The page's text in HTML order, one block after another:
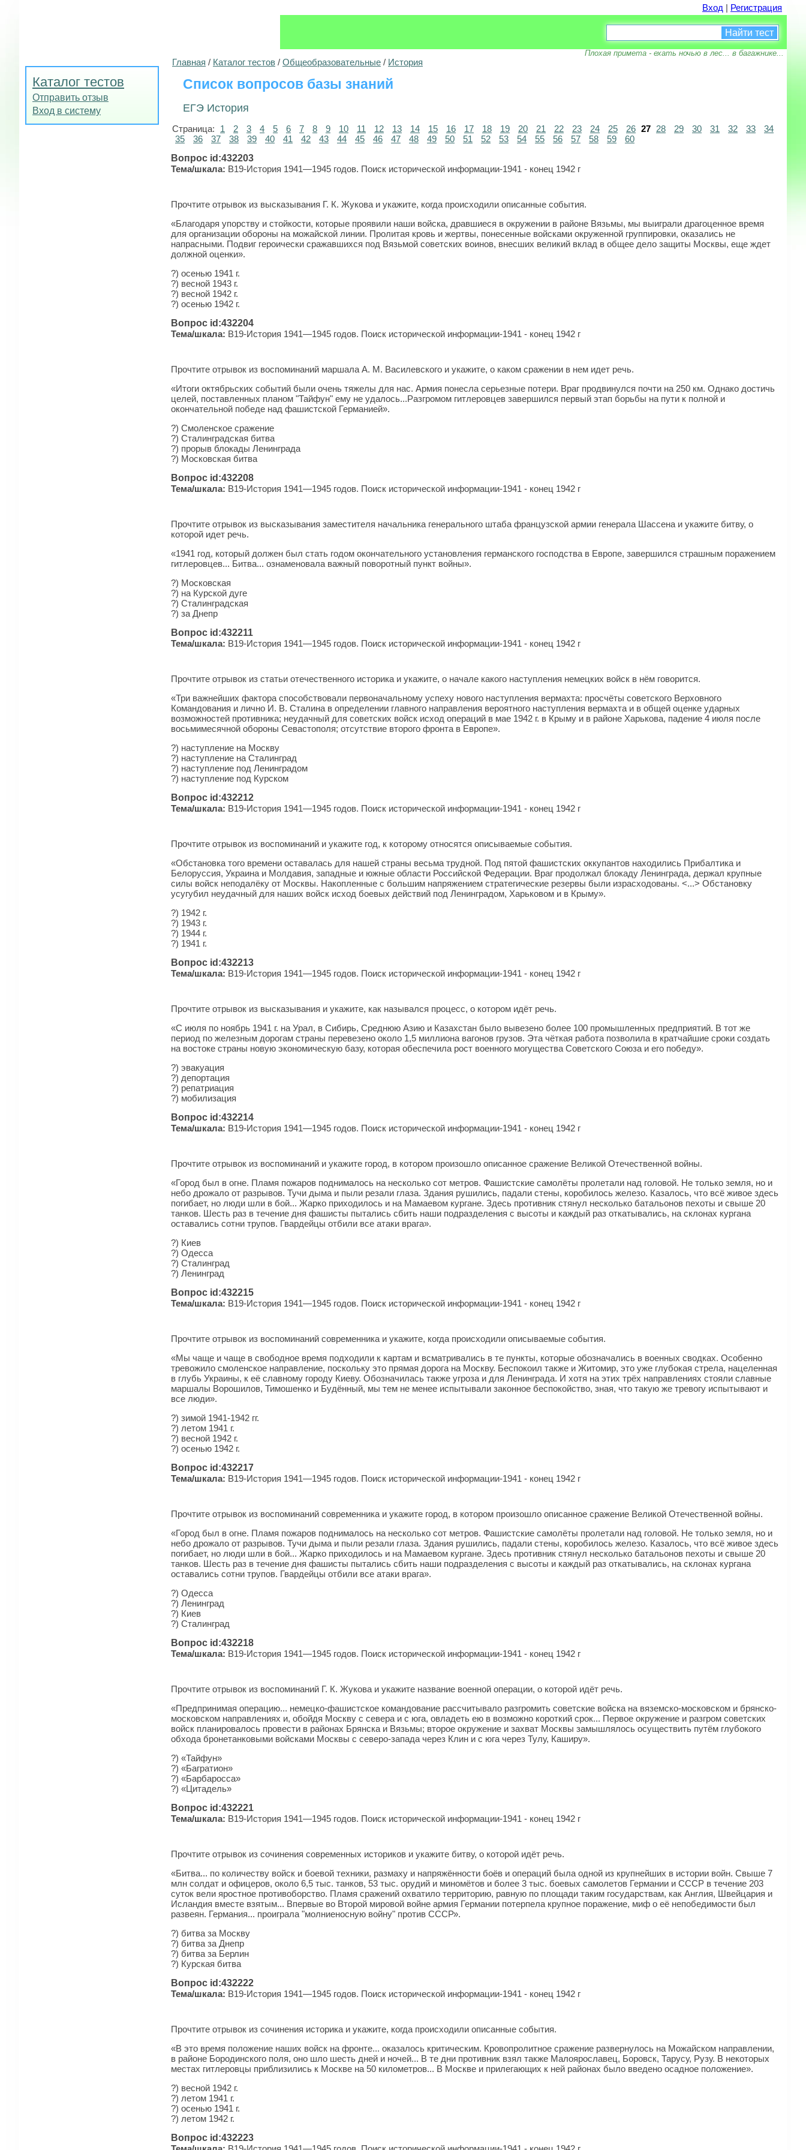
Вход | Регистрация
Плохая примета - ехать ночью в лес... в багажнике...
Найти тест
Каталог тестов
Отправить отзыв
Вход в систему
Главная / Каталог тестов / Общеобразовательные / История
Список вопросов базы знаний
ЕГЭ История
Страница: 1 2 3 4 5 6 7 8 9 10 11 12 13 14 15 16 17 18 19 20 21 22 23 24 25 26 27 28 29 30 31 32 33
34
35
36 37 38 39 40 41 42 43 44 45 46 47 48 49 50 51 52 53 54 55 56 57 58 59
60
Вопрос id:432203
Тема/шкала: B19-История 1941—1945 годов. Поиск исторической информации-1941 - конец 1942 г
Прочтите отрывок из высказывания Г. К. Жукова и укажите, когда происходили описанные события.
«Благодаря упорству и стойкости, которые проявили наши войска, дравшиеся в окружении в районе Вязьмы, мы выиграли драгоценное время
для организации обороны на можайской линии. Пролитая кровь и жертвы, понесенные войсками окруженной группировки, оказались не
напрасными. Подвиг героически сражавшихся под Вязьмой советских воинов, внесших великий вклад в общее дело защиты Москвы, еще ждет
должной оценки».
?) осенью 1941 г.
?) весной 1943 г.
?) весной 1942 г.
?) осенью 1942 г.
Вопрос id:432204
Тема/шкала: B19-История 1941—1945 годов. Поиск исторической информации-1941 - конец 1942 г
Прочтите отрывок из воспоминаний маршала А. М. Василевского и укажите, о каком сражении в нем идет речь.
«Итоги октябрьских событий были очень тяжелы для нас. Армия понесла серьезные потери. Враг продвинулся почти на 250 км. Однако достичь
целей, поставленных планом "Тайфун" ему не удалось...Разгромом гитлеровцев завершился первый этап борьбы на пути к полной и
окончательной победе над фашистской Германией».
?) Смоленское сражение
?) Сталинградская битва
?) прорыв блокады Ленинграда
?) Московская битва
Вопрос id:432208
Тема/шкала: B19-История 1941—1945 годов. Поиск исторической информации-1941 - конец 1942 г
Прочтите отрывок из высказывания заместителя начальника генерального штаба французской армии генерала Шассена и укажите битву, о
которой идет речь.
«1941 год, который должен был стать годом окончательного установления германского господства в Европе, завершился страшным поражением
гитлеровцев... Битва... ознаменовала важный поворотный пункт войны».
?) Московская
?) на Курской дуге
?) Сталинградская
?) за Днепр
Вопрос id:432211
Тема/шкала: B19-История 1941—1945 годов. Поиск исторической информации-1941 - конец 1942 г
Прочтите отрывок из статьи отечественного историка и укажите, о начале какого наступления немецких войск в нём говорится.
«Три важнейших фактора способствовали первоначальному успеху нового наступления вермахта: просчёты советского Верховного
Командования и лично И. В. Сталина в определении главного направления вероятного наступления вермахта и в общей оценке ударных
возможностей противника; неудачный для советских войск исход операций в мае 1942 г. в Крыму и в районе Харькова, падение 4 июля после
восьмимесячной обороны Севастополя; отсутствие второго фронта в Европе».
?) наступление на Москву
?) наступление на Сталинград
?) наступление под Ленинградом
?) наступление под Курском
Вопрос id:432212
Тема/шкала: B19-История 1941—1945 годов. Поиск исторической информации-1941 - конец 1942 г
Прочтите отрывок из воспоминаний и укажите год, к которому относятся описываемые события.
«Обстановка того времени оставалась для нашей страны весьма трудной. Под пятой фашистских оккупантов находились Прибалтика и
Белоруссия, Украина и Молдавия, западные и южные области Российской Федерации. Враг продолжал блокаду Ленинграда, держал крупные
силы войск неподалёку от Москвы. Накопленные с большим напряжением стратегические резервы были израсходованы. <...> Обстановку
усугубил неудачный для наших войск исход боевых действий под Ленинградом, Харьковом и в Крыму».
?) 1942 г.
?) 1943 г.
?) 1944 г.
?) 1941 г.
Вопрос id:432213
Тема/шкала: B19-История 1941—1945 годов. Поиск исторической информации-1941 - конец 1942 г
Прочтите отрывок из высказывания и укажите, как назывался процесс, о котором идёт речь.
«С июля по ноябрь 1941 г. на Урал, в Сибирь, Среднюю Азию и Казахстан было вывезено более 100 промышленных предприятий. В тот же
период по железным дорогам страны перевезено около 1,5 миллиона вагонов грузов. Эта чёткая работа позволила в кратчайшие сроки создать
на востоке страны новую экономическую базу, которая обеспечила рост военного могущества Советского Союза и его победу».
?) эвакуация
?) депортация
?) репатриация
?) мобилизация
Вопрос id:432214
Тема/шкала: B19-История 1941—1945 годов. Поиск исторической информации-1941 - конец 1942 г
Прочтите отрывок из воспоминаний и укажите город, в котором произошло описанное сражение Великой Отечественной войны.
«Город был в огне. Пламя пожаров поднималось на несколько сот метров. Фашистские самолёты пролетали над головой. Не только земля, но и
небо дрожало от разрывов. Тучи дыма и пыли резали глаза. Здания рушились, падали стены, коробилось железо. Казалось, что всё живое здесь
погибает, но люди шли в бой... Жарко приходилось и на Мамаевом кургане. Здесь противник стянул несколько батальонов пехоты и свыше 20
танков. Шесть раз в течение дня фашисты пытались сбить наши подразделения с высоты и каждый раз откатывались, на склонах кургана
оставались сотни трупов. Гвардейцы отбили все атаки врага».
?) Киев
?) Одесса
?) Сталинград
?) Ленинград
Вопрос id:432215
Тема/шкала: B19-История 1941—1945 годов. Поиск исторической информации-1941 - конец 1942 г
Прочтите отрывок из воспоминаний современника и укажите, когда происходили описываемые события.
«Мы чаще и чаще в свободное время подходили к картам и всматривались в те пункты, которые обозначались в военных сводках. Особенно
тревожило смоленское направление, поскольку это прямая дорога на Москву. Беспокоил также и Житомир, это уже глубокая стрела, нацеленная
в глубь Украины, к её славному городу Киеву. Обозначилась также угроза и для Ленинграда. И хотя на этих трёх направлениях стояли славные
маршалы Ворошилов, Тимошенко и Будённый, мы тем не менее испытывали законное беспокойство, зная, что такую же тревогу испытывают и
все люди».
?) зимой 1941-1942 гг.
?) летом 1941 г.
?) весной 1942 г.
?) осенью 1942 г.
Вопрос id:432217
Тема/шкала: B19-История 1941—1945 годов. Поиск исторической информации-1941 - конец 1942 г
Прочтите отрывок из воспоминаний современника и укажите город, в котором произошло описанное сражение Великой Отечественной войны.
«Город был в огне. Пламя пожаров поднималось на несколько сот метров. Фашистские самолёты пролетали над головой. Не только земля, но и
небо дрожало от разрывов. Тучи дыма и пыли резали глаза. Здания рушились, падали стены, коробилось железо. Казалось, что всё живое здесь
погибает, но люди шли в бой... Жарко приходилось и на Мамаевом кургане. Здесь противник стянул несколько батальонов пехоты и свыше 20
танков. Шесть раз в течение дня фашисты пытались сбить наши подразделения с высоты и каждый раз откатывались, на склонах кургана
оставались сотни трупов. Гвардейцы отбили все атаки врага».
?) Одесса
?) Ленинград
?) Киев
?) Сталинград
Вопрос id:432218
Тема/шкала: B19-История 1941—1945 годов. Поиск исторической информации-1941 - конец 1942 г
Прочтите отрывок из воспоминаний Г. К. Жукова и укажите название военной операции, о которой идёт речь.
«Предпринимая операцию... немецко-фашистское командование рассчитывало разгромить советские войска на вяземско-московском и брянско-
московском направлениях и, обойдя Москву с севера и с юга, овладеть ею в возможно короткий срок... Первое окружение и разгром советских
войск планировалось провести в районах Брянска и Вязьмы; второе окружение и захват Москвы замышлялось осуществить путём глубокого
обхода бронетанковыми войсками Москвы с северо-запада через Клин и с юга через Тулу, Каширу».
?) «Тайфун»
?) «Багратион»
?) «Барбаросса»
?) «Цитадель»
Вопрос id:432221
Тема/шкала: B19-История 1941—1945 годов. Поиск исторической информации-1941 - конец 1942 г
Прочтите отрывок из сочинения современных историков и укажите битву, о которой идёт речь.
«Битва... по количеству войск и боевой техники, размаху и напряжённости боёв и операций была одной из крупнейших в истории войн. Свыше 7
млн солдат и офицеров, около 6,5 тыс. танков, 53 тыс. орудий и миномётов и более 3 тыс. боевых самолетов Германии и СССР в течение 203
суток вели яростное противоборство. Пламя сражений охватило территорию, равную по площади таким государствам, как Англия, Швейцария и
Исландия вместе взятым... Впервые во Второй мировой войне армия Германии потерпела крупное поражение, миф о её непобедимости был
развеян. Германия... проиграла "молниеносную войну" против СССР».
?) битва за Москву
?) битва за Днепр
?) битва за Берлин
?) Курская битва
Вопрос id:432222
Тема/шкала: B19-История 1941—1945 годов. Поиск исторической информации-1941 - конец 1942 г
Прочтите отрывок из сочинения историка и укажите, когда происходили описанные события.
«В это время положение наших войск на фронте... оказалось критическим. Кровопролитное сражение развернулось на Можайском направлении,
в районе Бородинского поля, оно шло шесть дней и ночей... В те дни противник взял также Малоярославец, Боровск, Тарусу, Рузу. В некоторых
местах гитлеровцы приблизились к Москве на 50 километров... В Москве и прилегающих к ней районах было введено осадное положение».
?) весной 1942 г.
?) летом 1941 г.
?) осенью 1941 г.
?) летом 1942 г.
Вопрос id:432223